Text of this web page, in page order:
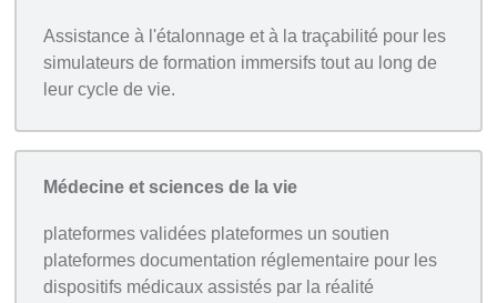
Assistance à l'étalonnage et à la traçabilité pour les
simulateurs de formation immersifs tout au long de
leur cycle de vie.
Médecine et sciences de la vie
plateformes validées plateformes un soutien
plateformes documentation réglementaire pour les
dispositifs médicaux assistés par la réalité